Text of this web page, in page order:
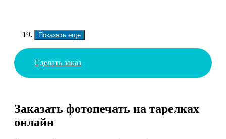
Показать еще
Сделать заказ
Заказать фотопечать на тарелках
онлайн